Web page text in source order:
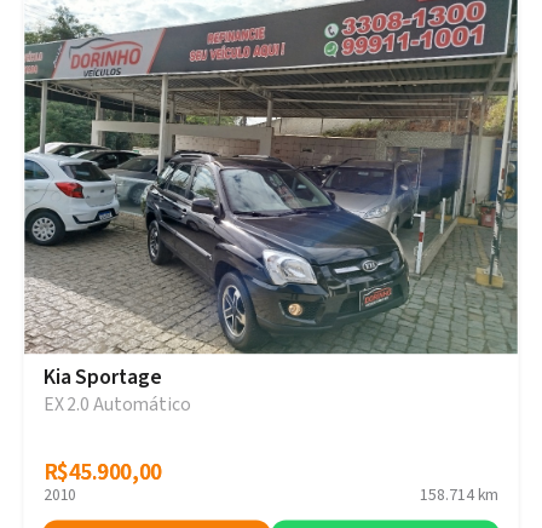
Kia Sportage
EX 2.0 Automático
R$45.900,00
R$45.900,00
2010 158.714 km